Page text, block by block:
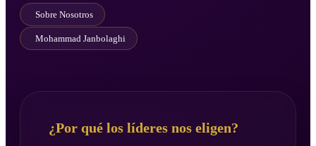
Sobre Nosotros
Mohammad Janbolaghi
¿Por qué los líderes nos eligen?